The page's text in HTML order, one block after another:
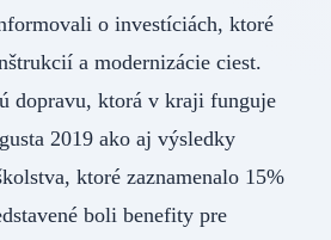
o investíciách, ktoré
a modernizácie ciest.
dopravu, ktorá v kraji funguje
2019 ako aj výsledky
ktoré zaznamenalo 15%
boli benefity pre